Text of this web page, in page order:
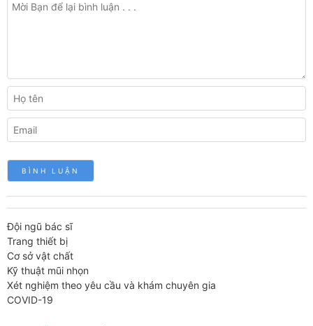
Đội ngũ bác sĩ
Trang thiết bị
Cơ sở vật chất
Kỹ thuật mũi nhọn
Xét nghiệm theo yêu cầu và khám chuyên gia
COVID-19